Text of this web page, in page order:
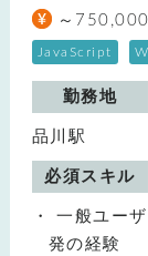
～
JavaScript
勤務地
品川駅
必須スキル
一般ユー
発の経験